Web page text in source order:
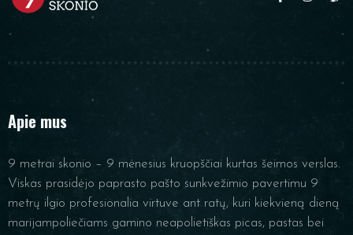
Apie mus
9 metrai skonio – 9 mėnesius kruopščiai kurtas šeimos verslas.
Viskas prasidėjo paprasto pašto sunkvežimio pavertimu 9
metrų ilgio profesionalia virtuve ant ratų, kuri kiekvieną dieną
marijampoliečiams gamino neapolietiškas picas, pastas bei